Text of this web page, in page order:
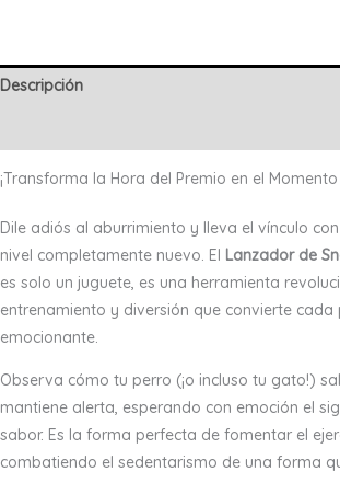
Mascotas
y
Entrenamiento
Envío
Gratis
cantidad
Descripción
¡Transforma la Hora del Premio en el
Dile adiós al aburrimiento y lleva el vínculo
nivel completamente nuevo. El Lanzador de
es solo un juguete, es una herramienta
entrenamiento y diversión que convierte cada
emocionante.
Observa cómo tu perro (¡o incluso tu gato!)
mantiene alerta, esperando con emoción el
sabor. Es la forma perfecta de fomentar el
combatiendo el sedentarismo de una forma